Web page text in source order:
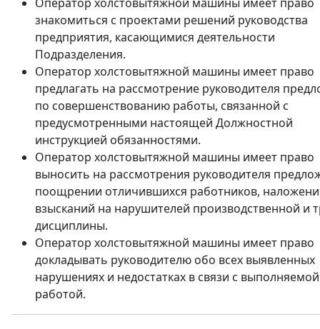
знакомиться с проектами решений руководства
предприятия, касающимися деятельности
Подразделения.
Оператор холстовытяжной машины имеет право
предлагать на рассмотрение руководителя
по совершенствованию работы, связанной с
предусмотренными настоящей Должностной
инструкцией обязанностями.
Оператор холстовытяжной машины имеет право
выносить на рассмотрения руководителя
поощрении отличившихся работников,
взысканий на нарушителей производственной и
дисциплины.
Оператор холстовытяжной машины имеет право
докладывать руководителю обо всех выявленных
нарушениях и недостатках в связи с выполняемой
работой.